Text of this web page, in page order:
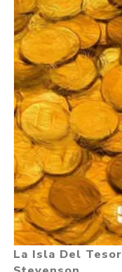
La Isla Del